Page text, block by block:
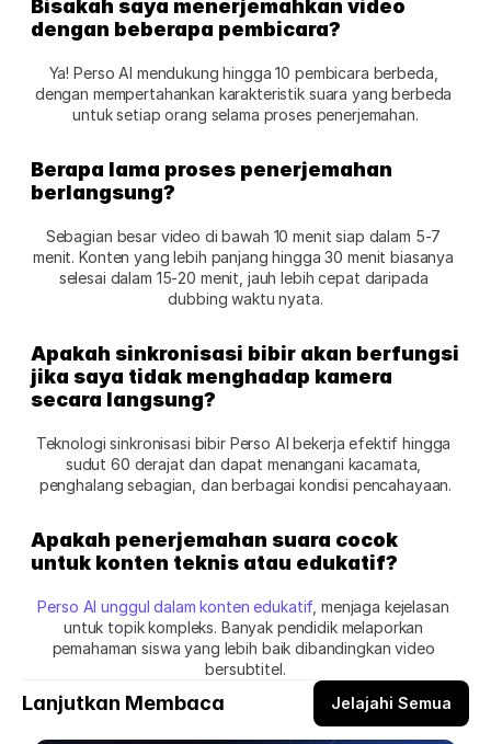
Bisakah saya menerjemahkan video
dengan beberapa pembicara?
Ya! Perso AI mendukung hingga 10 pembicara berbeda,
dengan mempertahankan karakteristik suara yang berbeda
untuk setiap orang selama proses penerjemahan.
Berapa lama proses penerjemahan
berlangsung?
Sebagian besar video di bawah 10 menit siap dalam 5-7
menit. Konten yang lebih panjang hingga 30 menit biasanya
selesai dalam 15-20 menit, jauh lebih cepat daripada
dubbing waktu nyata.
Apakah sinkronisasi bibir akan berfungsi
jika saya tidak menghadap kamera
secara langsung?
Teknologi sinkronisasi bibir Perso AI bekerja efektif hingga
sudut 60 derajat dan dapat menangani kacamata,
penghalang sebagian, dan berbagai kondisi pencahayaan.
Apakah penerjemahan suara cocok
untuk konten teknis atau edukatif?
Perso AI unggul dalam konten edukatif, menjaga kejelasan
untuk topik kompleks. Banyak pendidik melaporkan
pemahaman siswa yang lebih baik dibandingkan video
bersubtitel.
Lanjutkan Membaca Jelajahi Semua